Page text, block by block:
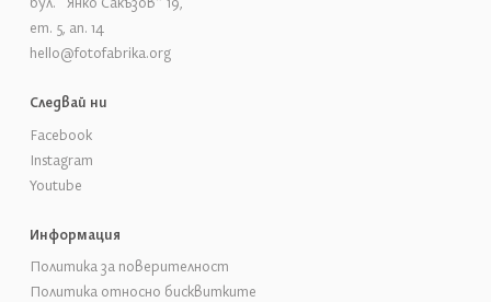
бул. “Янко Сакъзов” 19,
ет. 5, ап. 14
hello@fotofabrika.org
Следвай ни
Facebook
Instagram
Youtube
Информация
Политика за поверителност
Политика относно бисквитките